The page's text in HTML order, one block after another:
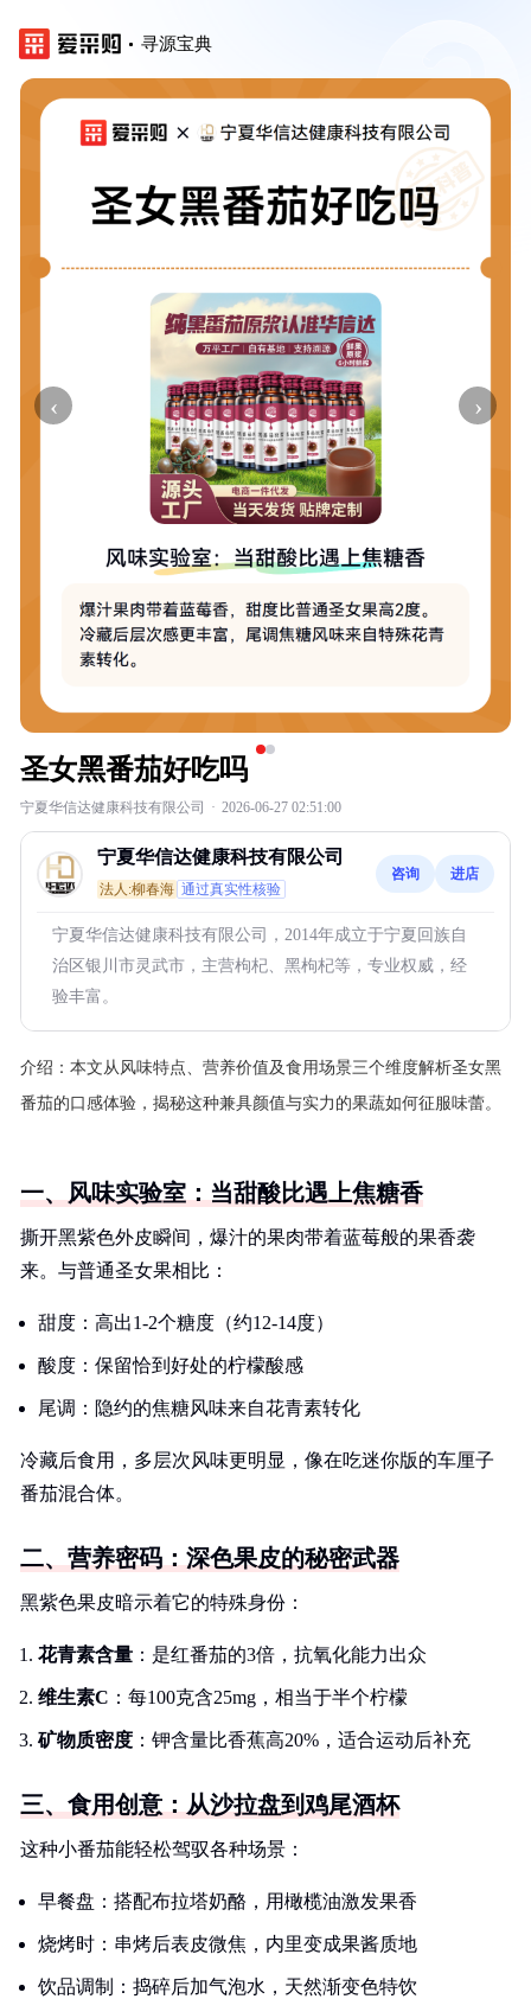
寻源宝典
‹ ›
圣女黑番茄好吃吗
宁夏华信达健康科技有限公司 · 2026-06-27 02:51:00
宁夏华信达健康科技有限公司
法人:柳春海 通过真实性核验
咨询 进店
宁夏华信达健康科技有限公司，2014年成立于宁夏回族自
治区银川市灵武市，主营枸杞、黑枸杞等，专业权威，经
验丰富。
介绍： 本文从风味特点、营养价值及食用场景三个维度解析圣女黑
番茄的口感体验，揭秘这种兼具颜值与实力的果蔬如何征服味蕾。
一、风味实验室：当甜酸比遇上焦糖香
撕开黑紫色外皮瞬间，爆汁的果肉带着蓝莓般的果香袭
来。与普通圣女果相比：
甜度：高出1-2个糖度（约12-14度）
酸度：保留恰到好处的柠檬酸感
尾调：隐约的焦糖风味来自花青素转化
冷藏后食用，多层次风味更明显，像在吃迷你版的车厘子
番茄混合体。
二、营养密码：深色果皮的秘密武器
黑紫色果皮暗示着它的特殊身份：
花青素含量 ：是红番茄的3倍，抗氧化能力出众
维生素C ：每100克含25mg，相当于半个柠檬
矿物质密度 ：钾含量比香蕉高20%，适合运动后补充
三、食用创意：从沙拉盘到鸡尾酒杯
这种小番茄能轻松驾驭各种场景：
早餐盘：搭配布拉塔奶酪，用橄榄油激发果香
烧烤时：串烤后表皮微焦，内里变成果酱质地
饮品调制：捣碎后加气泡水，天然渐变色特饮